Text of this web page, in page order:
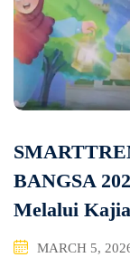
BANGSA
Melalui
MARCH 5,